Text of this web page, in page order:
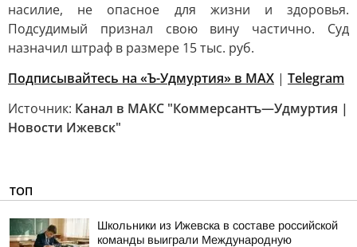
насилие, не опасное для жизни и здоровья.
Подсудимый признал свою вину частично. Суд
назначил штраф в размере 15 тыс. руб.
Подписывайтесь на «Ъ-Удмуртия» в MAX | Telegram
Источник: Канал в МАКС "Коммерсантъ—Удмуртия |
Новости Ижевск"
ТОП
Школьники из Ижевска в составе российской
команды выиграли Международную